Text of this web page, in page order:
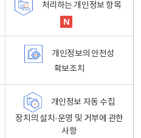
처리하는 개인정보 항목
개인정보의 안전성
확보조치
개인정보 자동 수집
장치의 설치·운영 및 거부에 관한
사항